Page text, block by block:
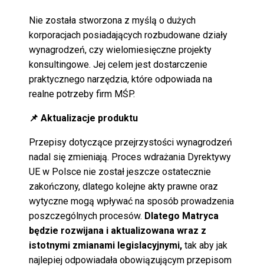
Nie została stworzona z myślą o dużych
korporacjach posiadających rozbudowane działy
wynagrodzeń, czy wielomiesięczne projekty
konsultingowe. Jej celem jest dostarczenie
praktycznego narzędzia, które odpowiada na
realne potrzeby firm MŚP.
📌 Aktualizacje produktu
Przepisy dotyczące przejrzystości wynagrodzeń
nadal się zmieniają. Proces wdrażania Dyrektywy
UE w Polsce nie został jeszcze ostatecznie
zakończony, dlatego kolejne akty prawne oraz
wytyczne mogą wpływać na sposób prowadzenia
poszczególnych procesów. Dlatego Matryca
będzie rozwijana i aktualizowana wraz z
istotnymi zmianami legislacyjnymi,tak aby jak
najlepiej odpowiadała obowiązującym przepisom